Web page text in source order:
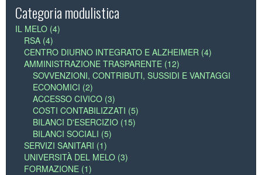
Categoria modulistica
IL MELO (4)
RSA (4)
CENTRO DIURNO INTEGRATO E ALZHEIMER (4)
AMMINISTRAZIONE TRASPARENTE (12)
SOVVENZIONI, CONTRIBUTI, SUSSIDI E VANTAGGI
ECONOMICI (2)
ACCESSO CIVICO (3)
COSTI CONTABILIZZATI (5)
BILANCI D'ESERCIZIO (15)
BILANCI SOCIALI (5)
SERVIZI SANITARI (1)
UNIVERSITÀ DEL MELO (3)
FORMAZIONE (1)
DIPARTIMENTO FORMAZIONE
UFFICIO DEL PERSONALE
PEC POSTA ELETTRONICA CERTIFICATA
CARTA E REGOLAMENTO CAMPUS
MODULISTICA RSA
PHOTOGALLERY
CARTA DEI SERVIZI DEL CENTRO DIURNO
INTEGRATO PROTETTO
MODULISTICA CENTRI DIURNI
PHOTOGALLERY
CARTA E REGOLAMENTO CAMPUS
LABORATORI
SUCCEDE AL PLANET
NOLEGGIO SALE
ACCREDITAMENTO PRESSO LA REGIONE
CERTIFICAZIONE ISO